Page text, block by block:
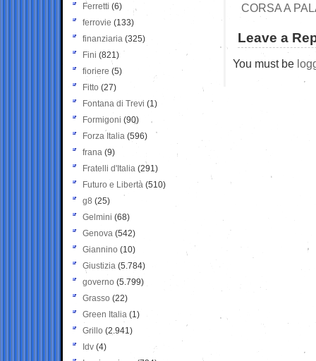
CORSA A
Leave a
You must be
Ferretti (6)
ferrovie (133)
finanziaria (325)
Fini (821)
fioriere (5)
Fitto (27)
Fontana di Trevi (1)
Formigoni (90)
Forza Italia (596)
frana (9)
Fratelli d'Italia (291)
Futuro e Libertà (510)
g8 (25)
Gelmini (68)
Genova (542)
Giannino (10)
Giustizia (5.784)
governo (5.799)
Grasso (22)
Green Italia (1)
Grillo (2.941)
Idv (4)